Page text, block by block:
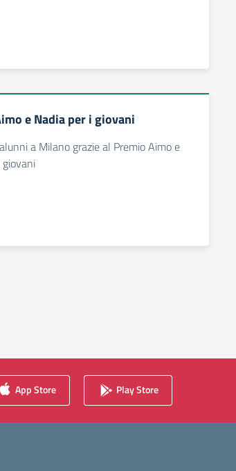
e Nadia per i giovani
a Milano grazie al Premio Aimo e
giovani
App Store Play Store